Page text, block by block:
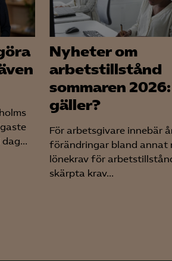
Nyheter om
arbetstillstånd
sommaren
gäller?
För arbetsgivare innebär
förändringar bland annat
lönekrav för
skärpta krav...